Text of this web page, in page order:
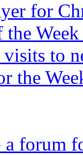
for
to
the
a forum